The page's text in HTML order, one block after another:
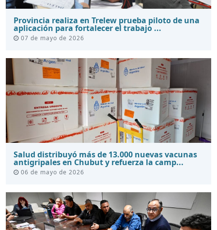
Provincia realiza en Trelew prueba piloto de una
aplicación para fortalecer el trabajo ...
07 de mayo de 2026
Salud distribuyó más de 13.000 nuevas vacunas
antigripales en Chubut y refuerza la camp...
06 de mayo de 2026